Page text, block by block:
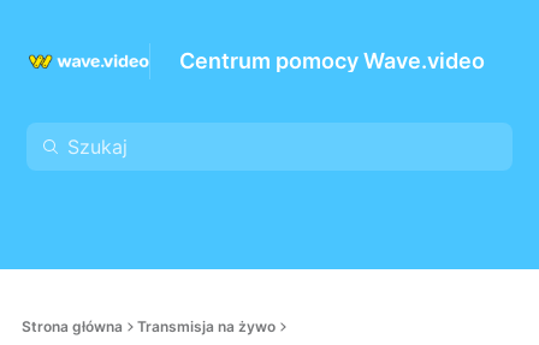
Centrum pomocy Wave.video
Strona główna Transmisja na żywo